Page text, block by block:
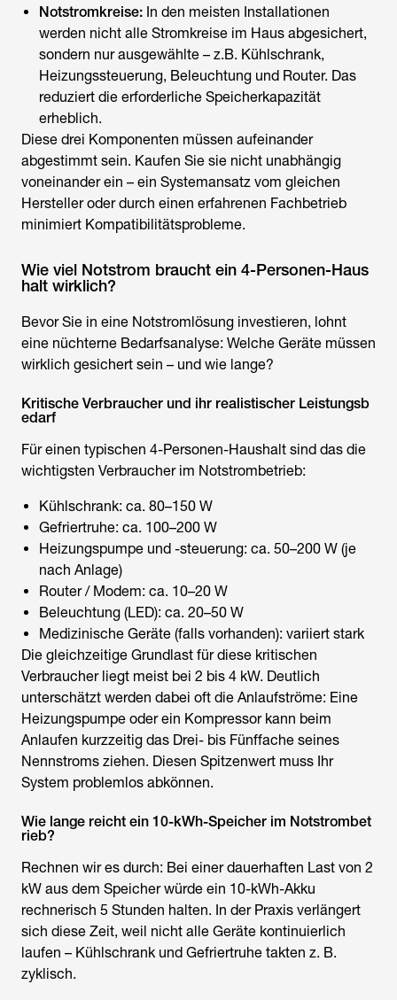
Notstromkreise: In den meisten Installationen
werden nicht alle Stromkreise im Haus abgesichert,
sondern nur ausgewählte – z.B. Kühlschrank,
Heizungssteuerung, Beleuchtung und Router. Das
reduziert die erforderliche Speicherkapazität
erheblich.
Diese drei Komponenten müssen aufeinander
abgestimmt sein. Kaufen Sie sie nicht unabhängig
voneinander ein – ein Systemansatz vom gleichen
Hersteller oder durch einen erfahrenen Fachbetrieb
minimiert Kompatibilitätsprobleme.
Wie viel Notstrom braucht ein 4-Personen-Haus
halt wirklich?
Bevor Sie in eine Notstromlösung investieren, lohnt
eine nüchterne Bedarfsanalyse: Welche Geräte müssen
wirklich gesichert sein – und wie lange?
Kritische Verbraucher und ihr realistischer Leistungsb
edarf
Für einen typischen 4-Personen-Haushalt sind das die
wichtigsten Verbraucher im Notstrombetrieb:
Kühlschrank: ca. 80–150 W
Gefriertruhe: ca. 100–200 W
Heizungspumpe und -steuerung: ca. 50–200 W (je
nach Anlage)
Router / Modem: ca. 10–20 W
Beleuchtung (LED): ca. 20–50 W
Medizinische Geräte (falls vorhanden): variiert stark
Die gleichzeitige Grundlast für diese kritischen
Verbraucher liegt meist bei 2 bis 4 kW. Deutlich
unterschätzt werden dabei oft die Anlaufströme: Eine
Heizungspumpe oder ein Kompressor kann beim
Anlaufen kurzzeitig das Drei- bis Fünffache seines
Nennstroms ziehen. Diesen Spitzenwert muss Ihr
System problemlos abkönnen.
Wie lange reicht ein 10-kWh-Speicher im Notstrombet
rieb?
Rechnen wir es durch: Bei einer dauerhaften Last von 2
kW aus dem Speicher würde ein 10-kWh-Akku
rechnerisch 5 Stunden halten. In der Praxis verlängert
sich diese Zeit, weil nicht alle Geräte kontinuierlich
laufen – Kühlschrank und Gefriertruhe takten z. B.
zyklisch.